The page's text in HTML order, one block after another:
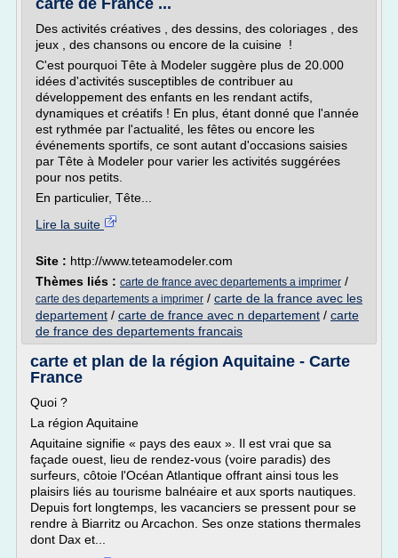
carte de France ...
Des activités créatives , des dessins, des coloriages , des
jeux , des chansons ou encore de la cuisine !
C'est pourquoi Tête à Modeler suggère plus de 20.000
idées d'activités susceptibles de contribuer au
développement des enfants en les rendant actifs,
dynamiques et créatifs ! En plus, étant donné que l'année
est rythmée par l'actualité, les fêtes ou encore les
événements sportifs, ce sont autant d'occasions saisies
par Tête à Modeler pour varier les activités suggérées
pour nos petits.
En particulier, Tête...
Lire la suite
Site : http://www.teteamodeler.com
Thèmes liés : carte de france avec departements a imprimer /
carte des departements a imprimer / carte de la france avec les
departement / carte de france avec n departement / carte
de france des departements francais
carte et plan de la région Aquitaine - Carte
France
Quoi ?
La région Aquitaine
Aquitaine signifie « pays des eaux ». Il est vrai que sa
façade ouest, lieu de rendez-vous (voire paradis) des
surfeurs, côtoie l'Océan Atlantique offrant ainsi tous les
plaisirs liés au tourisme balnéaire et aux sports nautiques.
Depuis fort longtemps, les vacanciers se pressent pour se
rendre à Biarritz ou Arcachon. Ses onze stations thermales
dont Dax et...